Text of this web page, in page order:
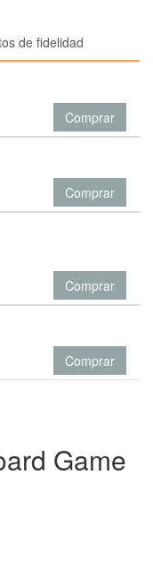
de fidelidad
Comprar
Comprar
Comprar
Comprar
Game